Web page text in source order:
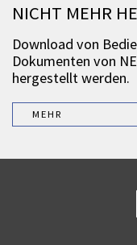
NICHT MEHR
Download von
Dokumenten von
hergestellt werden.
MEHR